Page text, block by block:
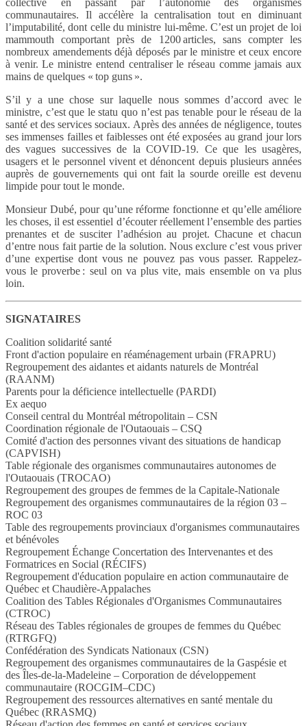
communautaires. Il accélère la centralisation tout en diminuant
l’imputabilité, dont celle du ministre lui-même. C’est un projet de loi
mammouth comportant près de 1200 articles, sans compter les
nombreux amendements déjà déposés par le ministre et ceux encore
à venir. Le ministre entend centraliser le réseau comme jamais aux
mains de quelques « top guns ».
S’il y a une chose sur laquelle nous sommes d’accord avec le
ministre, c’est que le statu quo n’est pas tenable pour le réseau de la
santé et des services sociaux. Après des années de négligence, toutes
ses immenses failles et faiblesses ont été exposées au grand jour lors
des vagues successives de la COVID-19. Ce que les usagères,
usagers et le personnel vivent et dénoncent depuis plusieurs années
auprès de gouvernements qui ont fait la sourde oreille est devenu
limpide pour tout le monde.
Monsieur Dubé, pour qu’une réforme fonctionne et qu’elle améliore
les choses, il est essentiel d’écouter réellement l’ensemble des parties
prenantes et de susciter l’adhésion au projet. Chacune et chacun
d’entre nous fait partie de la solution. Nous exclure c’est vous priver
d’une expertise dont vous ne pouvez pas vous passer. Rappelez-
vous le proverbe : seul on va plus vite, mais ensemble on va plus
loin.
SIGNATAIRES
Coalition solidarité santé
Front d'action populaire en réaménagement urbain (FRAPRU)
Regroupement des aidantes et aidants naturels de Montréal
(RAANM)
Parents pour la déficience intellectuelle (PARDI)
Ex aequo
Conseil central du Montréal métropolitain – CSN
Coordination régionale de l'Outaouais – CSQ
Comité d'action des personnes vivant des situations de handicap
(CAPVISH)
Table régionale des organismes communautaires autonomes de
l'Outaouais (TROCAO)
Regroupement des groupes de femmes de la Capitale-Nationale
Regroupement des organismes communautaires de la région 03 –
ROC 03
Table des regroupements provinciaux d'organismes communautaires
et bénévoles
Regroupement Échange Concertation des Intervenantes et des
Formatrices en Social (RÉCIFS)
Regroupement d'éducation populaire en action communautaire de
Québec et Chaudière-Appalaches
Coalition des Tables Régionales d'Organismes Communautaires
(CTROC)
Réseau des Tables régionales de groupes de femmes du Québec
(RTRGFQ)
Confédération des Syndicats Nationaux (CSN)
Regroupement des organismes communautaires de la Gaspésie et
des Îles-de-la-Madeleine – Corporation de développement
communautaire (ROCGIM–CDC)
Regroupement des ressources alternatives en santé mentale du
Québec (RRASMQ)